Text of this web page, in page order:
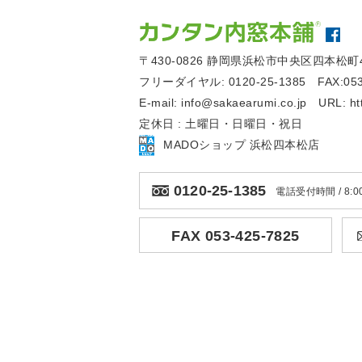
〒430-0826 静岡県浜松市中央区四本松
フリーダイヤル: 0120-25-1385
E-mail: info@sakaearumi.co.jp URL:
定休日 : 土曜日・日曜日・祝日
MADOショップ 浜松四本松店
0120-25-1385 電話受付時間 /
FAX 053-425-7825